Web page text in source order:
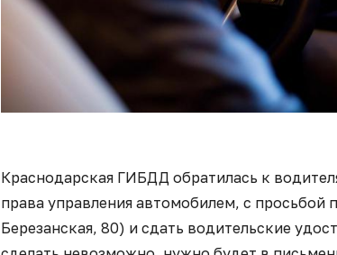
Краснодарская ГИБДД обратилась к
права управления автомобилем, с просьбой
Березанская, 80) и сдать водительские